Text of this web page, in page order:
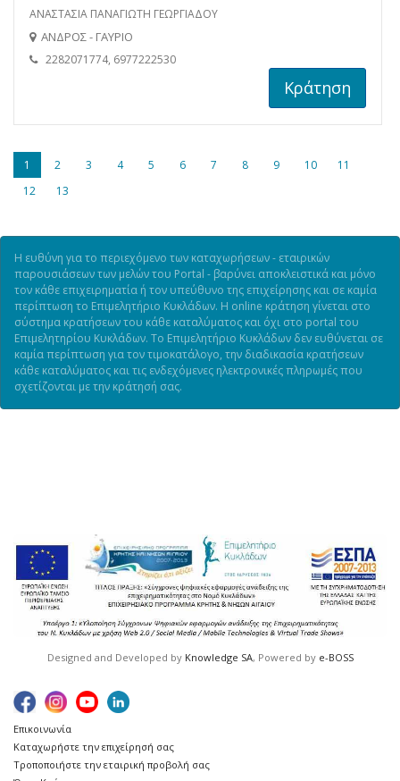
ΑΝΑΣΤΑΣΙΑ ΠΑΝΑΓΙΩΤΗ ΓΕΩΡΓΙΑΔΟΥ
ΑΝΔΡΟΣ - ΓΑΥΡΙΟ
2282071774, 6977222530
Κράτηση
1 2 3 4 5 6 7 8 9 10
11
12
13
Η ευθύνη για το περιεχόμενο των καταχωρήσεων - εταιρικών
παρουσιάσεων των μελών του Portal - βαρύνει αποκλειστικά και μόνο
τον κάθε επιχειρηματία ή τον υπεύθυνο της επιχείρησης και σε καμία
περίπτωση το Επιμελητήριο Κυκλάδων. Η online κράτηση γίνεται στο
σύστημα κρατήσεων του κάθε καταλύματος και όχι στο portal του
Επιμελητηρίου Κυκλάδων. Το Επιμελητήριο Κυκλάδων δεν ευθύνεται σε
καμία περίπτωση για τον τιμοκατάλογο, την διαδικασία κρατήσεων
κάθε καταλύματος και τις ενδεχόμενες ηλεκτρονικές πληρωμές που
σχετίζονται με την κράτησή σας.
Designed and Developed by Knowledge SA, Powered by e-BOSS
Επικοινωνία
Καταχωρήστε την επιχείρησή σας
Τροποποιήστε την εταιρική προβολή σας